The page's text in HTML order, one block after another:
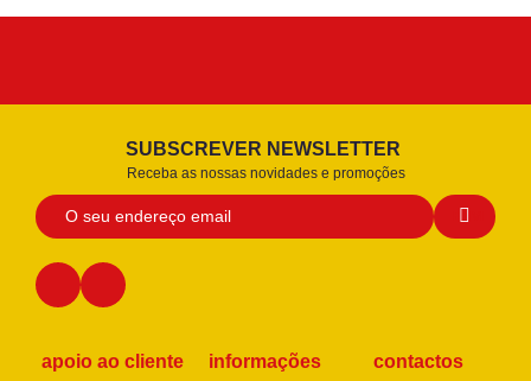
SUBSCREVER NEWSLETTER
Receba as nossas novidades e promoções
apoio ao cliente informações contactos